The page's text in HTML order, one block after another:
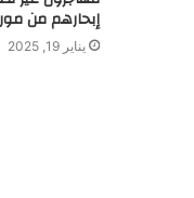
إبحارهم من
يناير 19, 2025